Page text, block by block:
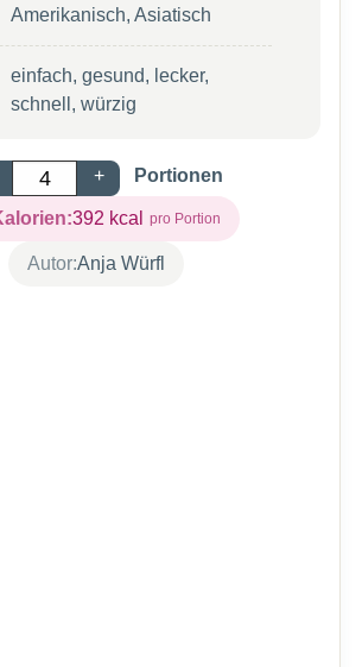
Amerikanisch, Asiatisch
einfach, gesund, lecker,
schnell, würzig
+ Portionen
392 kcal
Autor:Anja Würfl